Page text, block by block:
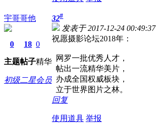
宇哥哥他
0
主题
18
帖子
0
精华
初级二星会员
32#
发表于 2017-12-24 00:49:37
祝愿摄影论坛2018年：
网罗一批优秀人才，
帖出一流精华美片，
办成全国权威板块，
立于世界图片之林。
回复
使用道具 举报